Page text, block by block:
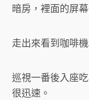
暗房，裡面的屏
走出來看到咖啡
巡視一番後入座
很迅速。